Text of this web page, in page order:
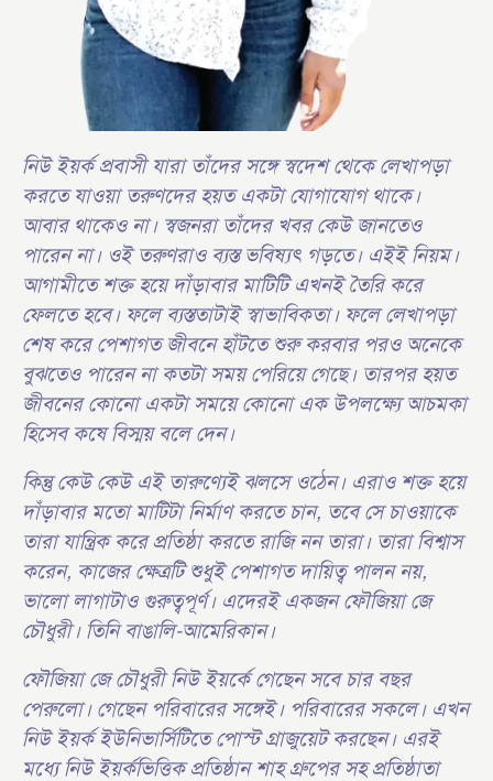
নিউ ইয়র্ক প্রবাসী যারা তাঁদের সঙ্গে স্বদেশ থেকে লেখাপড়া
করতে যাওয়া তরুণদের হয়ত একটা যোগাযোগ থাকে।
আবার থাকেও না। স্বজনরা তাঁদের খবর কেউ জানতেও
পারেন না। ওই তরুণরাও ব্যস্ত ভবিষ্যৎ গড়তে। এইই নিয়ম।
আগামীতে শক্ত হয়ে দাঁড়াবার মাটিটি এখনই তৈরি করে
ফেলতে হবে। ফলে ব্যস্ততাটাই স্বাভাবিকতা। ফলে লেখাপড়া
শেষ করে পেশাগত জীবনে হাঁটতে শুরু করবার পরও অনেকে
বুঝতেও পারেন না কতটা সময় পেরিয়ে গেছে। তারপর হয়ত
জীবনের কোনো একটা সময়ে কোনো এক উপলক্ষ্যে আচমকা
হিসেব কষে বিস্ময় বলে দেন।
কিন্তু কেউ কেউ এই তারুণ্যেই ঝলসে ওঠেন। এরাও শক্ত হয়ে
দাঁড়াবার মতো মাটিটা নির্মাণ করতে চান, তবে সে চাওয়াকে
তারা যান্ত্রিক করে প্রতিষ্ঠা করতে রাজি নন তারা। তারা বিশ্বাস
করেন, কাজের ক্ষেত্রটি শুধুই পেশাগত দায়িত্ব পালন নয়,
ভালো লাগাটাও গুরুত্বপূর্ণ। এদেরই একজন ফৌজিয়া জে
চৌধুরী। তিনি বাঙালি-আমেরিকান।
ফৌজিয়া জে চৌধুরী নিউ ইয়র্কে গেছেন সবে চার বছর
পেরুলো। গেছেন পরিবারের সঙ্গেই। পরিবারের সকলে। এখন
নিউ ইয়র্ক ইউনিভার্সিটিতে পোস্ট গ্রাজুয়েট করছেন। এরই
মধ্যে নিউ ইয়র্কভিত্তিক প্রতিষ্ঠান শাহ গ্রুপের সহ প্রতিষ্ঠাতা